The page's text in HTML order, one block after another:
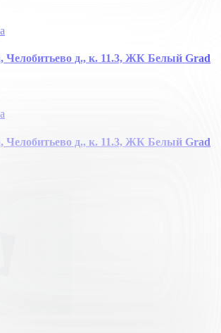
Челобитьево д., к. 11.3, ЖК Белый Grad
Челобитьево д., к. 11.3, ЖК Белый Grad